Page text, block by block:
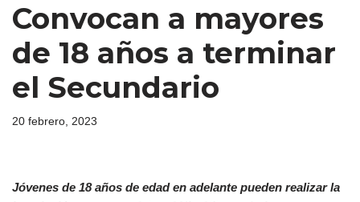
Convocan a mayores
de 18 años a terminar
el Secundario
20 febrero, 2023
Jóvenes de 18 años de edad en adelante pueden realizar la